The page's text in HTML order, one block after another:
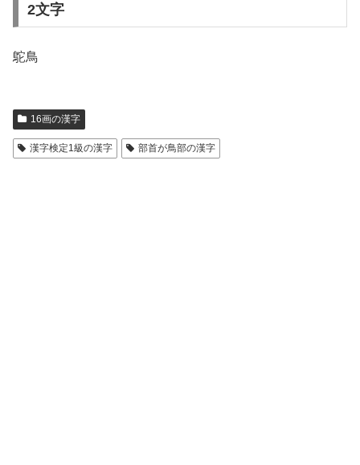
2文字
鴕鳥
16画の漢字
漢字検定1級の漢字 部首が鳥部の漢字